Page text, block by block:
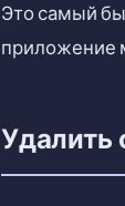
Это самый
приложение
Удалить